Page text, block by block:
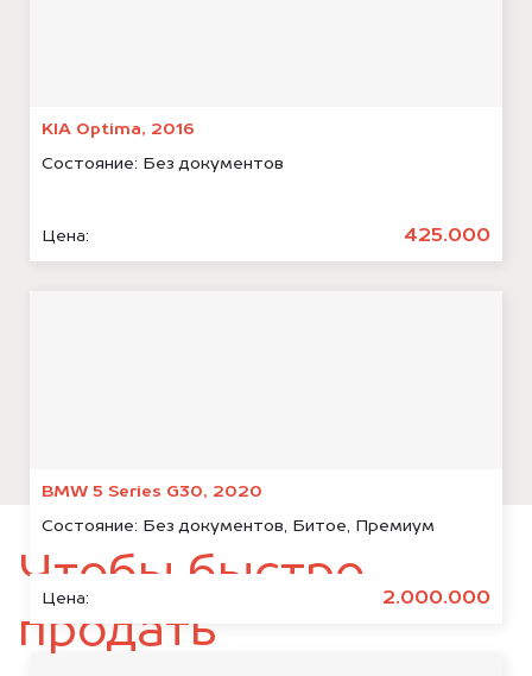
KIA Optima, 2016
Состояние: Без документов
Цена: 425.000
BMW 5 Series G30, 2020
Состояние: Без документов, Битое, Премиум
Цена: 2.000.000
Чтобы быстро
продать